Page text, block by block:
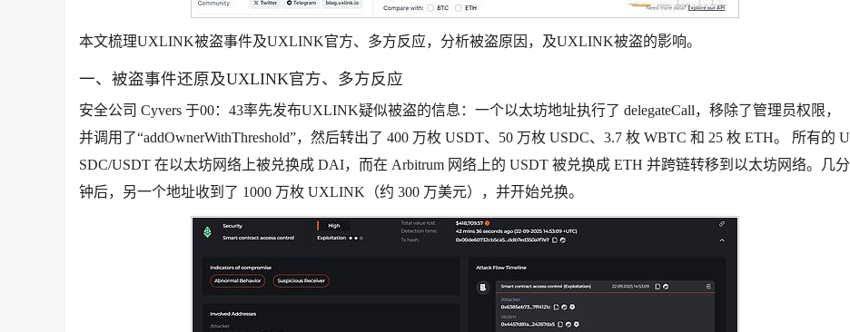
本文梳理UXLINK被盗事件及UXLINK官方、多方反应，分析被盗原因，及UXLINK被盗的影响。
一、被盗事件还原及UXLINK官方、多方反应
安全公司 Cyvers 于00：43率先发布UXLINK疑似被盗的信息：一个以太坊地址执行了 delegateCall，移除了管理员权限，
并调用了“addOwnerWithThreshold”，然后转出了 400 万枚 USDT、50 万枚 USDC、3.7 枚 WBTC 和 25 枚 ETH。 所有的 U
SDC/USDT 在以太坊网络上被兑换成 DAI，而在 Arbitrum 网络上的 USDT 被兑换成 ETH 并跨链转移到以太坊网络。几分
钟后，另一个地址收到了 1000 万枚 UXLINK（约 300 万美元），并开始兑换。